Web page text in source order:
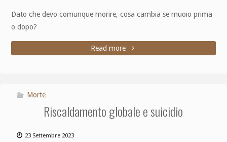
Dato che devo comunque morire, cosa cambia se muoio prima
o dopo?
Read more
Morte
Riscaldamento globale e suicidio
23 Settembre 2023